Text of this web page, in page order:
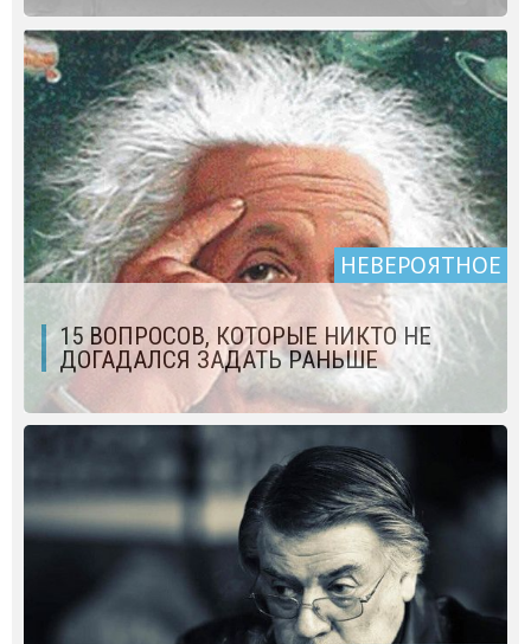
НЕВЕРОЯТНОЕ
15 ВОПРОСОВ, КОТОРЫЕ НИКТО НЕ
ДОГАДАЛСЯ ЗАДАТЬ РАНЬШЕ